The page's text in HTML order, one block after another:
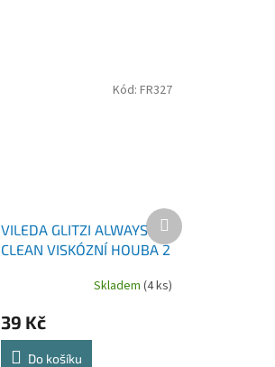
VILEDA GLITZI ALWAYS
CLEAN VISKÓZNÍ HOUBA 2
Skladem (4 ks)
39 Kč
Do košíku
Kód: FR327
Další
produkt